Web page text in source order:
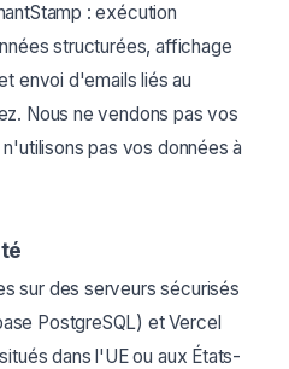
: exécution
structurées, affichage
envoi d'emails liés au
Nous ne vendons pas vos
pas vos données à
sur des serveurs sécurisés
PostgreSQL) et Vercel
dans l'UE ou aux États-